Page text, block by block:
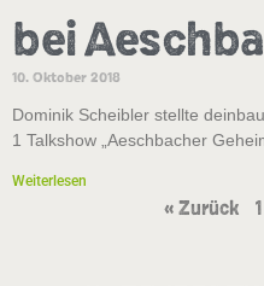
bei
10. Oktober 2018
Dominik Scheibler stellte
1 Talkshow „Aeschbacher
Weiterlesen
« Zurück 1